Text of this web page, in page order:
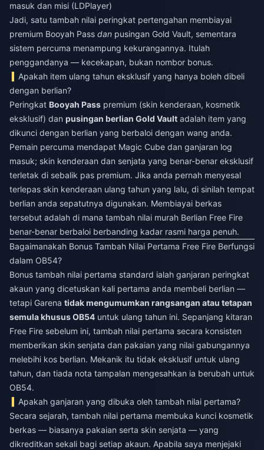
masuk dan misi (LDPlayer)
Jadi, satu tambah nilai peringkat pertengahan membiayai
premium Booyah Pass dan pusingan Gold Vault, sementara
sistem percuma menampung kekurangannya. Itulah
penggandanya — kecekapan, bukan nombor bonus.
Apakah item ulang tahun eksklusif yang hanya boleh dibeli
dengan berlian?
Peringkat Booyah Pass premium (skin kenderaan, kosmetik
eksklusif) dan pusingan berlian Gold Vault adalah item yang
dikunci dengan berlian yang berbaloi dengan wang anda.
Pemain percuma mendapat Magic Cube dan ganjaran log
masuk; skin kenderaan dan senjata yang benar-benar eksklusif
terletak di sebalik pas premium. Jika anda pernah menyesal
terlepas skin kenderaan ulang tahun yang lalu, di sinilah tempat
berlian anda sepatutnya digunakan. Membiayai berkas
tersebut adalah di mana tambah nilai murah Berlian Free Fire
benar-benar berbaloi berbanding kadar rasmi harga penuh.
Bagaimanakah Bonus Tambah Nilai Pertama Free Fire Berfungsi
dalam OB54?
Bonus tambah nilai pertama standard ialah ganjaran peringkat
akaun yang dicetuskan kali pertama anda membeli berlian —
tetapi Garena tidak mengumumkan rangsangan atau tetapan
semula khusus OB54 untuk ulang tahun ini. Sepanjang kitaran
Free Fire sebelum ini, tambah nilai pertama secara konsisten
memberikan skin senjata dan pakaian yang nilai gabungannya
melebihi kos berlian. Mekanik itu tidak eksklusif untuk ulang
tahun, dan tiada nota tampalan mengesahkan ia berubah untuk
OB54.
Apakah ganjaran yang dibuka oleh tambah nilai pertama?
Secara sejarah, tambah nilai pertama membuka kunci kosmetik
berkas — biasanya pakaian serta skin senjata — yang
dikreditkan sekali bagi setiap akaun. Apabila saya menjejaki